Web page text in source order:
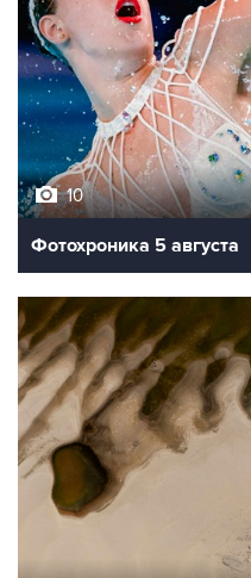
10
Фотохроника 5 августа